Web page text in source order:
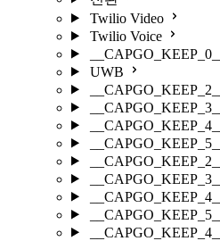
Twilio Video
Twilio Voice
__CAPGO_KEEP_0__
UWB
__CAPGO_KEEP_2__
__CAPGO_KEEP_3__
__CAPGO_KEEP_4__
__CAPGO_KEEP_5__
__CAPGO_KEEP_2__
__CAPGO_KEEP_3__
__CAPGO_KEEP_4__
__CAPGO_KEEP_5__
__CAPGO_KEEP_4__